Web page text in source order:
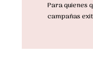
Para quienes
campañas